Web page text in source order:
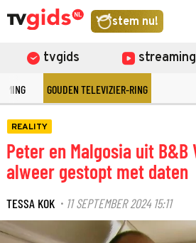
stem nu!
tvgids streaming
GOUDEN TELEVIZIER-RING
REALITY
Peter en Malgosia uit B&B
alweer gestopt met daten
TESSA KOK · 11 SEPTEMBER 2024 15:11